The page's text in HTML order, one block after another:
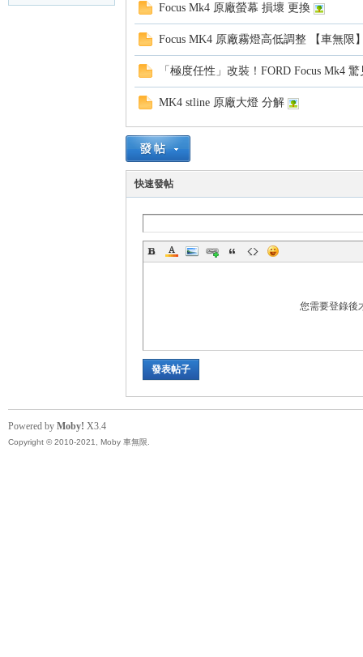
坊
業討論版
Focus Mk4 原廠螢幕 損壞 更換
Focus MK4 原廠霧燈高低調整 【車無限
「極度任性」改裝！FORD Focus Mk4
MK4 stline 原廠大燈 分解
快速發帖
您需要登錄後
發表帖子
Powered by Moby! X3.4
Copyright © 2010-2021, Moby 車無限.